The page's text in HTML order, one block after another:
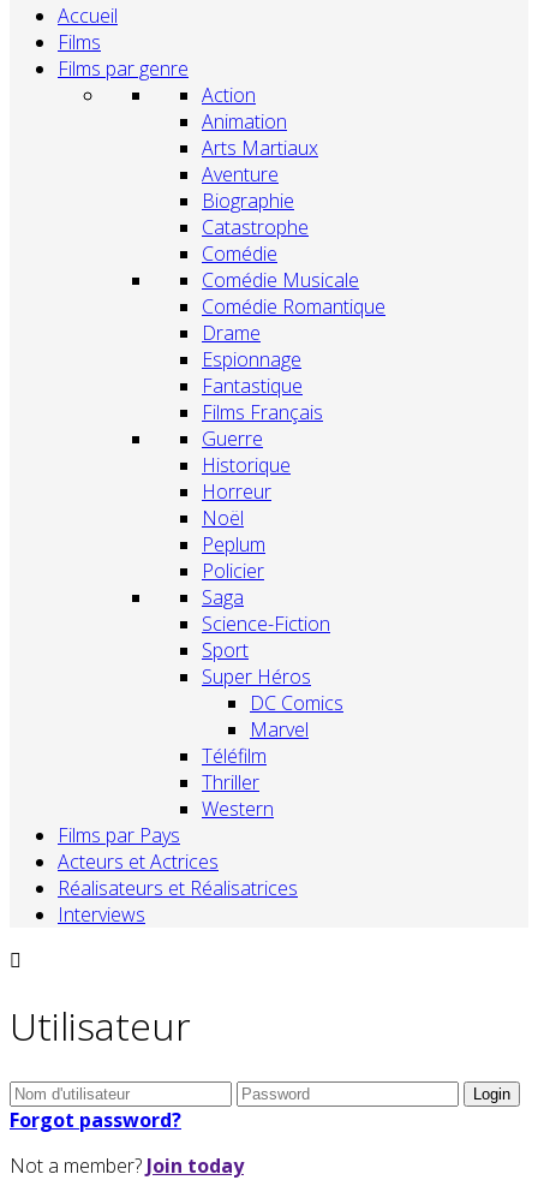
Accueil
Films
Films par genre
Action
Animation
Arts Martiaux
Aventure
Biographie
Catastrophe
Comédie
Comédie Musicale
Comédie Romantique
Drame
Espionnage
Fantastique
Films Français
Guerre
Historique
Horreur
Noël
Peplum
Policier
Saga
Science-Fiction
Sport
Super Héros
DC Comics
Marvel
Téléfilm
Thriller
Western
Films par Pays
Acteurs et Actrices
Réalisateurs et Réalisatrices
Interviews
Utilisateur
Forgot password?
Not a member? Join today